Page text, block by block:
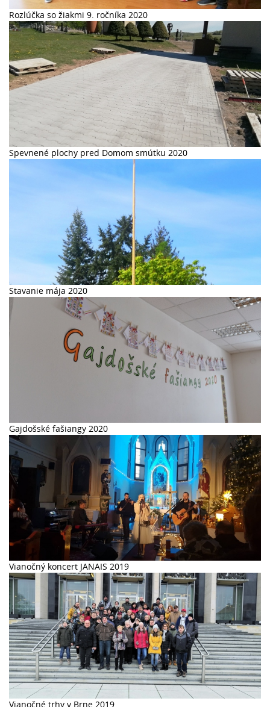
Rozlúčka so žiakmi 9. ročníka 2020
Spevnené plochy pred Domom smútku 2020
Stavanie mája 2020
Gajdošské fašiangy 2020
Vianočný koncert JANAIS 2019
Vianočné trhy v Brne 2019